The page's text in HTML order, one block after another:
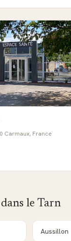
Carmaux, France
le Tarn
Aussillon